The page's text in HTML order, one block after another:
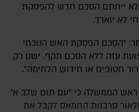
לא ייחתם הסכם חדש להפסקת
לא יוארך.
"הסכם הפסקת האש הנוכחי
עזה ללא הסכם תקף. ישנן רק
חטופים או חידוש הלחימה".
סרבנות החמאס לקבל את